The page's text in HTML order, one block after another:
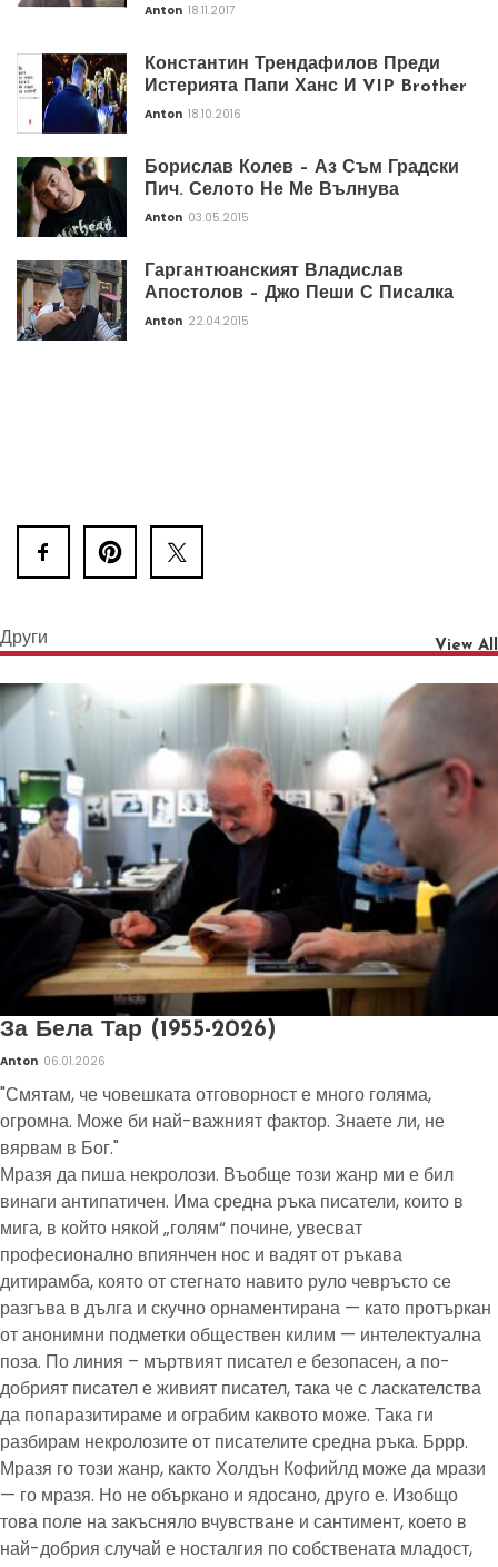
Anton 18.11.2017
Константин Трендафилов Преди
Истерията Папи Ханс И VIP Brother
Anton 18.10.2016
Борислав Колев – Аз Съм Градски
Пич. Селото Не Ме Вълнува
Anton 03.05.2015
Гаргантюанският Владислав
Апостолов – Джо Пеши С Писалка
Anton 22.04.2015
Други View All
За Бела Тар (1955-2026)
Anton 06.01.2026
"Смятам, че човешката отговорност е много голяма,
огромна. Може би най-важният фактор. Знаете ли, не
вярвам в Бог."
Мразя да пиша некролози. Въобще този жанр ми е бил
винаги антипатичен. Има средна ръка писатели, които в
мига, в който някой „голям“ почине, увесват
професионално впиянчен нос и вадят от ръкава
дитирамба, която от стегнато навито руло чевръсто се
разгъва в дълга и скучно орнаментирана — като протъркан
от анонимни подметки обществен килим — интелектуална
поза. По линия – мъртвият писател е безопасен, а по-
добрият писател е живият писател, така че с ласкателства
да попаразитираме и ограбим каквото може. Така ги
разбирам некролозите от писателите средна ръка. Бррр.
Мразя го този жанр, както Холдън Кофийлд може да мрази
— го мразя. Но не объркано и ядосано, друго е. Изобщо
това поле на закъсняло вчувстване и сантимент, което в
най-добрия случай е носталгия по собствената младост,